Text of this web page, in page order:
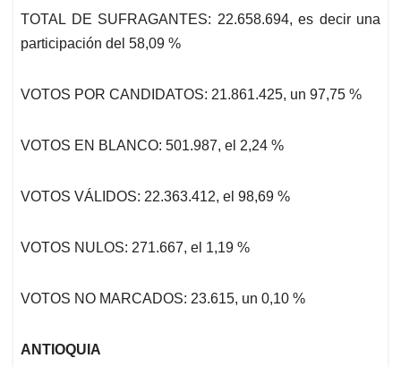
TOTAL DE SUFRAGANTES: 22.658.694, es decir una
participación del 58,09 %
VOTOS POR CANDIDATOS: 21.861.425, un 97,75 %
VOTOS EN BLANCO: 501.987, el 2,24 %
VOTOS VÁLIDOS: 22.363.412, el 98,69 %
VOTOS NULOS: 271.667, el 1,19 %
VOTOS NO MARCADOS: 23.615, un 0,10 %
ANTIOQUIA